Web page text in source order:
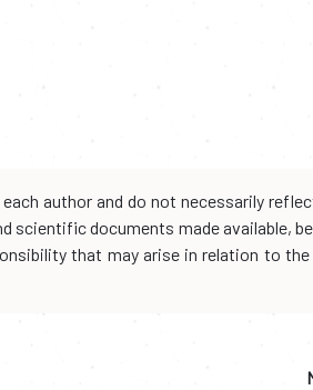
author and do not necessarily
scientific documents made available,
that may arise in relation to